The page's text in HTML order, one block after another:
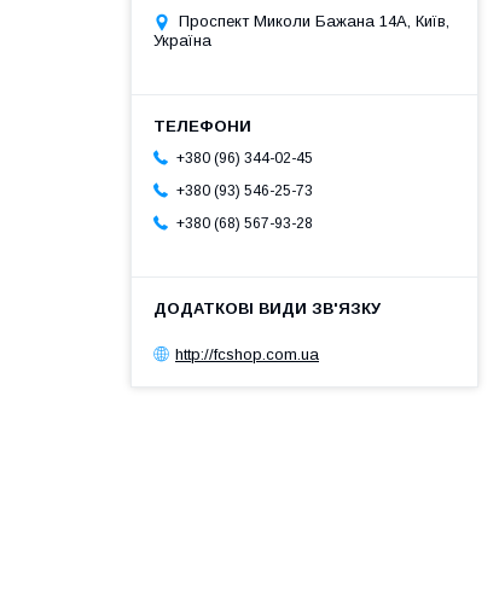
Проспект Миколи Бажана 14А, Київ,
Україна
+380 (96) 344-02-45
+380 (93) 546-25-73
+380 (68) 567-93-28
http://fcshop.com.ua